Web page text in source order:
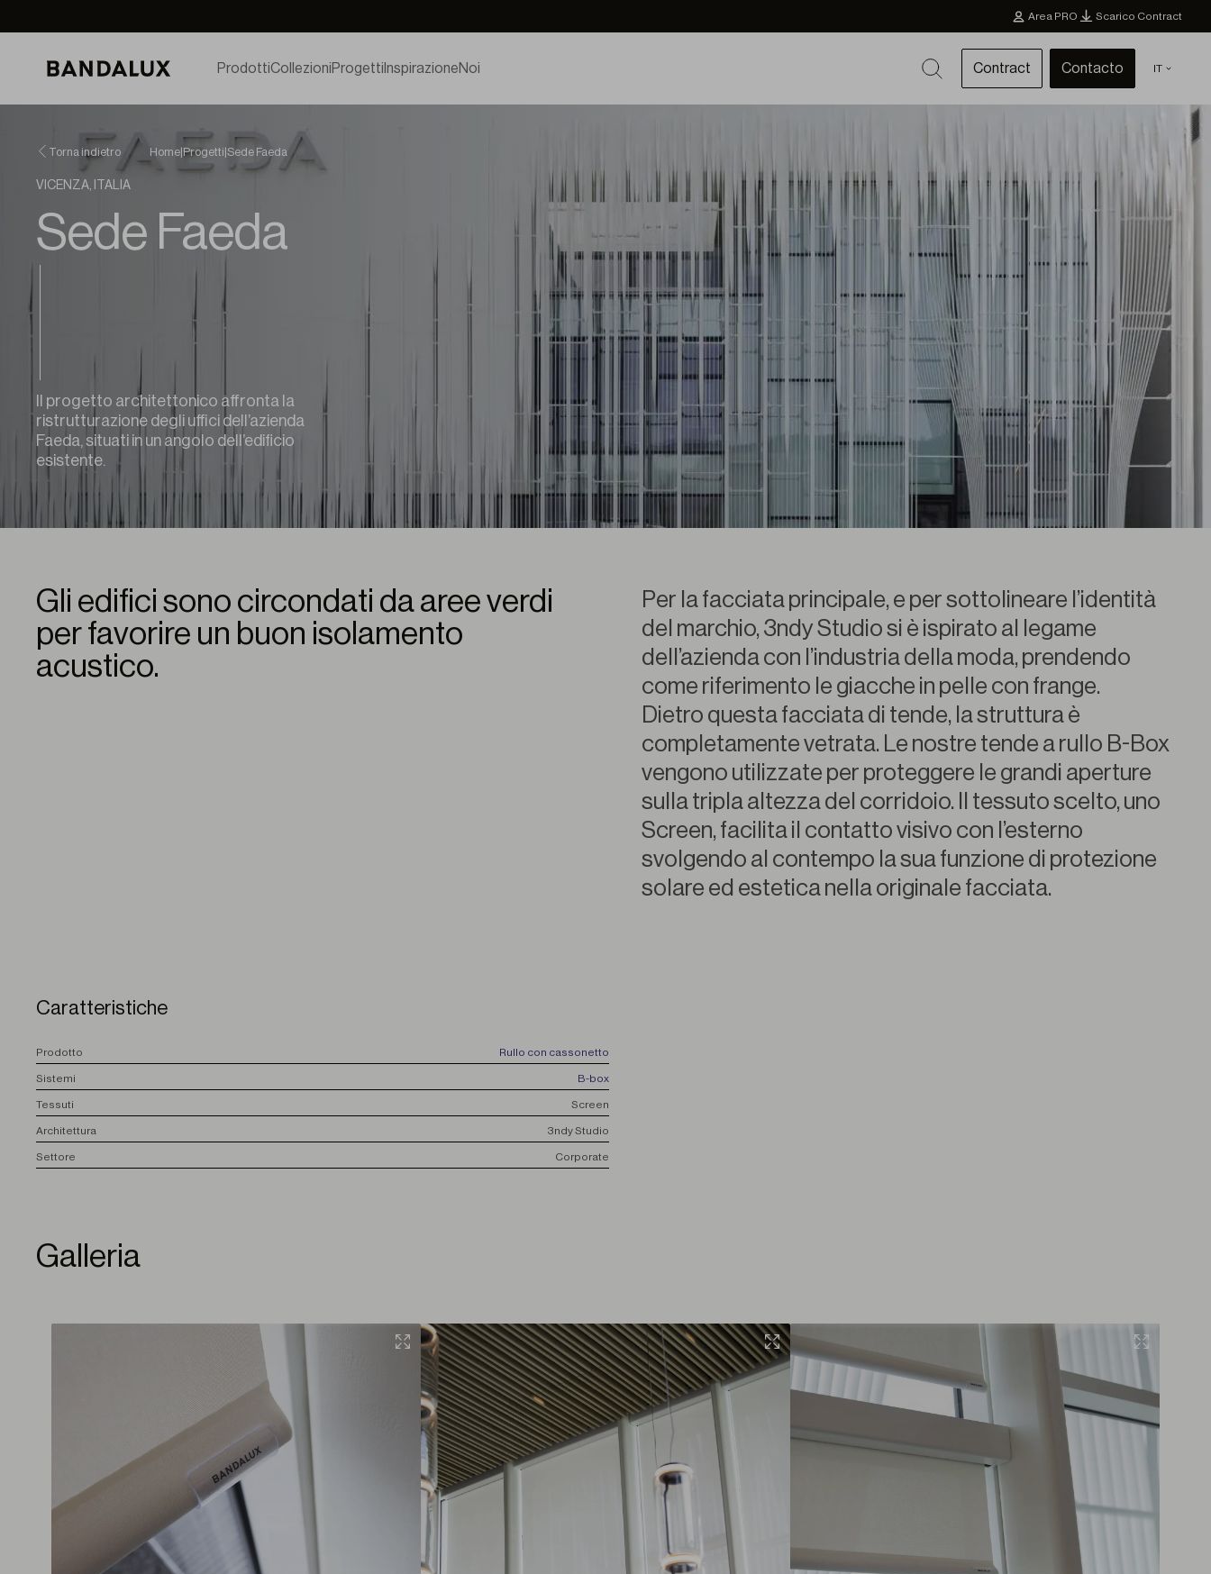
Area PRO Scarico Contract
ProdottiCollezioniProgetti InspirazioneNoi Contract Contacto IT
Torna indietro Home Progetti Sede Faeda
VICENZA, ITALIA
Sede Faeda
Il progetto architettonico affronta la
ristrutturazione degli uffici dell’azienda
Faeda, situati in un angolo dell’edificio
esistente.
Gli edifici sono circondati da aree verdi
per favorire un buon isolamento
acustico.
Per la facciata principale, e per sottolineare l’identità
del marchio, 3ndy Studio si è ispirato al legame
dell’azienda con l’industria della moda, prendendo
come riferimento le giacche in pelle con frange.
Dietro questa facciata di tende, la struttura è
completamente vetrata. Le nostre tende a rullo B-Box
vengono utilizzate per proteggere le grandi aperture
sulla tripla altezza del corridoio. Il tessuto scelto, uno
Screen, facilita il contatto visivo con l’esterno
svolgendo al contempo la sua funzione di protezione
solare ed estetica nella originale facciata.
Caratteristiche
Prodotto Rullo con cassonetto
Sistemi B-box
Tessuti Screen
Architettura 3ndy Studio
Settore Corporate
Galleria